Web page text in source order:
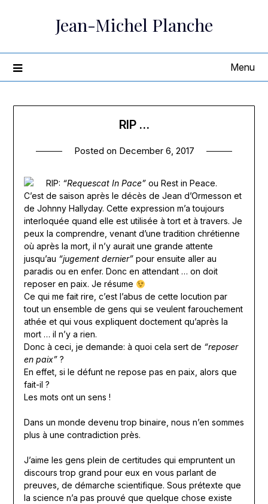
Jean-Michel Planche
Menu
RIP …
Posted on December 6, 2017
RIP: “Requescat In Pace”ou Rest in Peace.
C’est de saison après le décès de Jean d’Ormesson et
de Johnny Hallyday. Cette expression m’a toujours
interloquée quand elle est utilisée à tort et à travers. Je
peux la comprendre, venant d’une tradition chrétienne
où après la mort, il n’y aurait une grande attente
jusqu’au “jugement dernier”pour ensuite aller au
paradis ou en enfer. Donc en attendant … on doit
reposer en paix. Je résume
Ce qui me fait rire, c’est l’abus de cette locution par
tout un ensemble de gens qui se veulent farouchement
athée et qui vous expliquent doctement qu’après la
mort … il n’y a rien.
Donc à ceci, je demande: à quoi cela sert de “reposer
en paix”?
En effet, si le défunt ne repose pas en paix, alors que
fait-il ?
Les mots ont un sens !
Dans un monde devenu trop binaire, nous n’en sommes
plus à une contradiction près.
J’aime les gens plein de certitudes qui empruntent un
discours trop grand pour eux en vous parlant de
preuves, de démarche scientifique. Sous prétexte que
la science n’a pas prouvé que quelque chose existe